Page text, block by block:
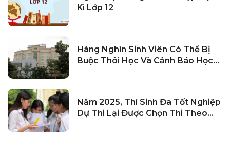
Kì Lớp 12
Hàng Nghìn Sinh Viên Có Thể Bị
Buộc Thôi Học Và Cảnh Báo Học
Năm 2025, Thí Sinh Đã Tốt Nghiệp
Dự Thi Lại Được Chọn Thi Theo